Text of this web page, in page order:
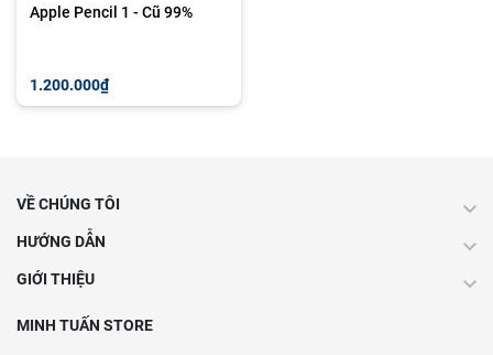
Apple Pencil 1 - Cũ 99%
1.200.000₫
VỀ CHÚNG TÔI
HƯỚNG DẪN
GIỚI THIỆU
MINH TUẤN STORE